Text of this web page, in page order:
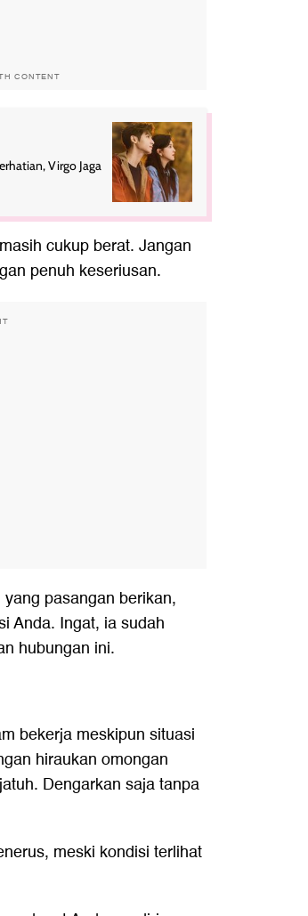
CONTENT
Virgo Jaga
cukup berat. Jangan
penuh keseriusan.
pasangan berikan,
Anda. Ingat, ia sudah
hubungan ini.
bekerja meskipun situasi
hiraukan omongan
Dengarkan saja tanpa
meski kondisi terlihat